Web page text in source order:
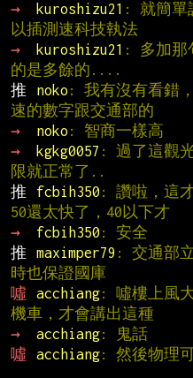
→
kuroshizu21 : 就簡單
以插測速科技執法
→
kuroshizu21 : 多加那
的是多餘的....
推
noko : 我有沒有看錯
速的數字跟交通部的
→
noko : 智商一樣高
→
kgkg0057 : 過了這觀
限就正常了..
推
fcbih350 : 讚啦，這
50還太快了，40以下才
→
fcbih350 : 安全
推
maximper79 : 交通部
時也保證國庫
噓
acchiang: 噓樓上風
機車，才會講出這種
→
acchiang: 鬼話
噓
acchiang: 然後物理